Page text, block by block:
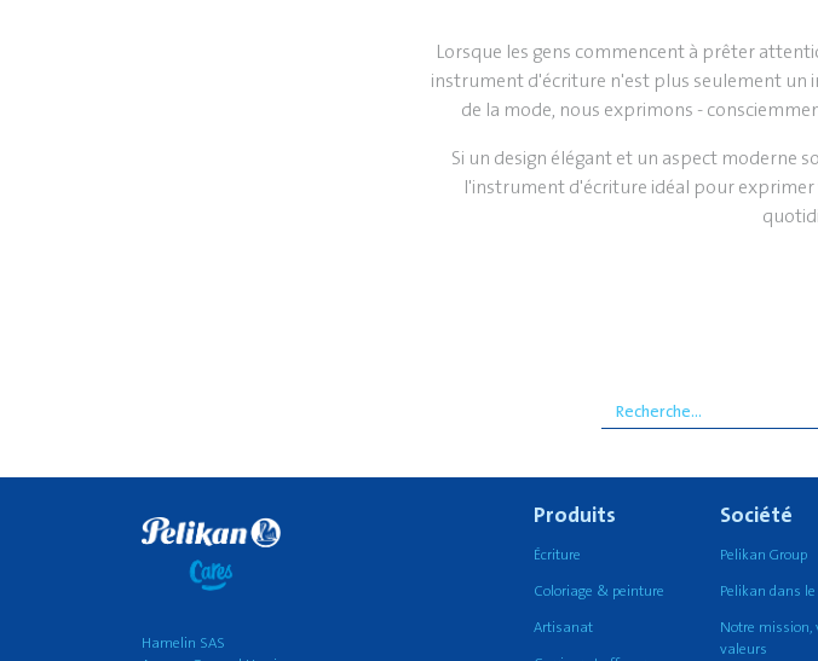
Lorsque les gens commencent à prêter
instrument d'écriture n'est plus seulement un
de la mode, nous exprimons -
Si un design élégant et un aspect moderne
l'instrument d'écriture idéal pour
Hamelin SAS
Produits
Écriture
Coloriage & peinture
Artisanat
Société
Pelikan Group
Pelikan dans
Notre mission,
valeurs